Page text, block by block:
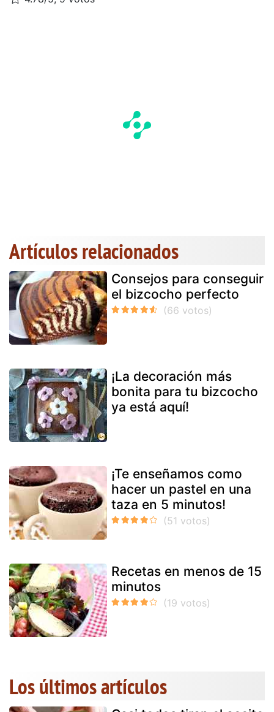
Artículos relacionados
Consejos para conseguir
el bizcocho perfecto
¡La decoración más
bonita para tu bizcocho
ya está aquí!
¡Te enseñamos como
hacer un pastel en una
taza en 5 minutos!
Recetas en menos de 15
minutos
Los últimos artículos